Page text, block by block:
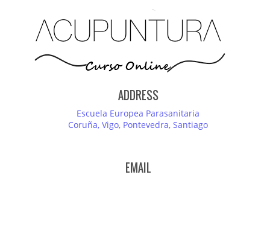
ADDRESS
Escuela Europea Parasanitaria
Coruña, Vigo, Pontevedra, Santiago
EMAIL